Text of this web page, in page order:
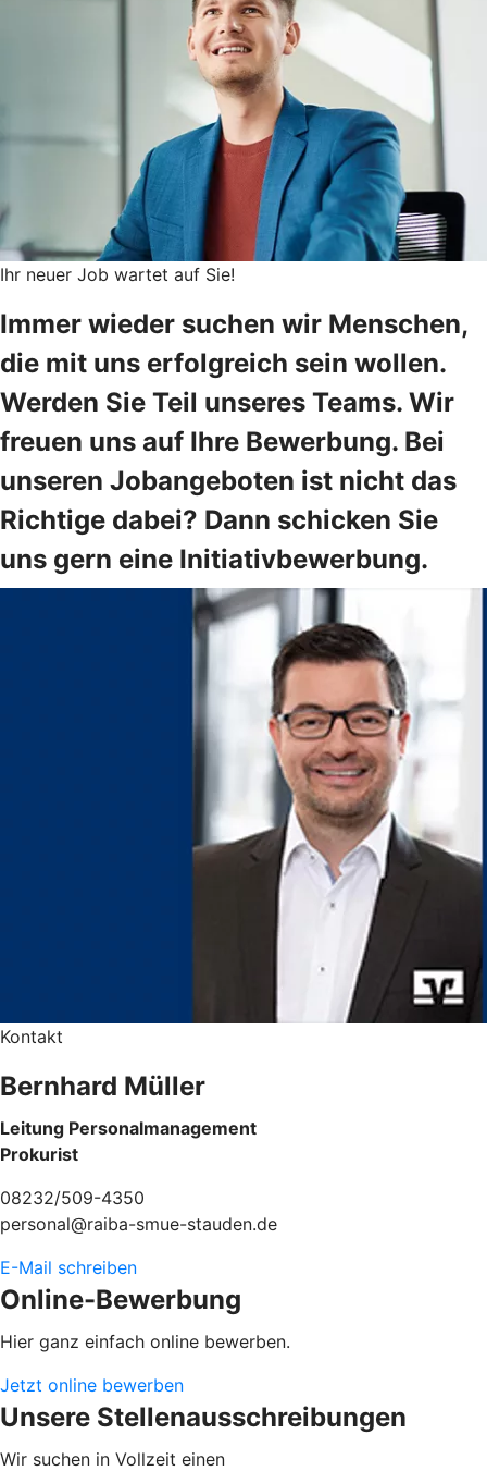
Ihr neuer Job wartet auf Sie!
Immer wieder suchen wir Menschen,
die mit uns erfolgreich sein wollen.
Werden Sie Teil unseres Teams. Wir
freuen uns auf Ihre Bewerbung. Bei
unseren Jobangeboten ist nicht das
Richtige dabei? Dann schicken Sie
uns gern eine Initiativbewerbung.
Kontakt
Bernhard Müller
Leitung Personalmanagement
Prokurist
08232/509-4350
personal@raiba-smue-stauden.de
E-Mail schreiben
Online-Bewerbung
Hier ganz einfach online bewerben.
Jetzt online bewerben
Unsere Stellenausschreibungen
Wir suchen in Vollzeit einen